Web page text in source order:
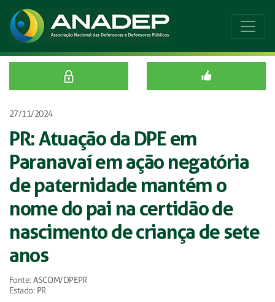
27/11/2024
PR: Atuação da DPE em
Paranavaí em ação negatória
de paternidade mantém o
nome do pai na certidão de
nascimento de criança de sete
anos
Fonte: ASCOM/DPEPR
Estado: PR